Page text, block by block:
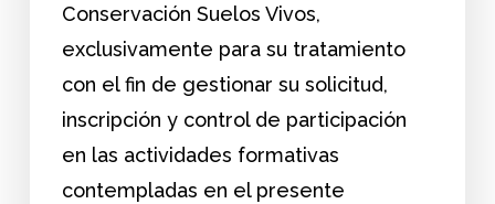
Conservación Suelos Vivos,
exclusivamente para su tratamiento
con el fin de gestionar su solicitud,
inscripción y control de participación
en las actividades formativas
contempladas en el presente